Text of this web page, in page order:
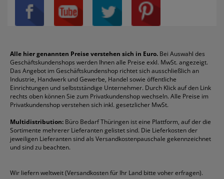
Privatsphäre-Einstellungen
Über uns
Reklamation / Retouren
Vertrag widerrufen (Privatkunden)
Rabatte & Aktionen
Blöcke
Boardmarker
Briefumschläge
Druckerpatronen
Etiketten
Fineliner
Folienschreiber
Formulare
Gelschreiber
Geschäftsbücher
Kaffee
Klebeband
Klemmmappen
Kopierpapier
Korrekturmittel
Kugelschreiber
Mappen
Ordner
Packband
Permanentmarker
Schnellhefter
Sichthüllen
Taschenrechner
Textmarker
Tintenroller
Tintenpatronen
Toilettenpapier
Toner
Versandmaterial
Versandtaschen
Canon
Durable
DYMO
Edding
Esselte
Faber-Castell
Fellowes
Franken
Fripa
HP
Läufer
Melitta
Pentel
Pelikan
Pilot
Pritt
Schneider
Stabilo
Staedtler
alle Marken anzeigen
Alle hier genannten Preise verstehen sich in Euro. Bei Auswahl des
Geschäftskundenshops werden Ihnen alle Preise exkl. MwSt. angezeigt.
Das Angebot im Geschäftskundenshop richtet sich ausschließlich an
Industrie, Handwerk und Gewerbe, Handel sowie öffentliche
Einrichtungen und selbstständige Unternehmer. Durch Klick auf den Link
rechts oben können Sie zum Privatkundenshop wechseln. Alle Preise im
Privatkundenshop verstehen sich inkl. gesetzlicher MwSt.
Multidistribution: Büro Bedarf Thüringen ist eine Plattform, auf der die
Sortimente mehrerer Lieferanten gelistet sind. Die Lieferkosten der
jeweiligen Lieferanten sind als Versandkostenpauschale gekennzeichnet
und sind zu beachten.
Wir liefern weltweit (Versandkosten für Ihr Land bitte voher erfragen).